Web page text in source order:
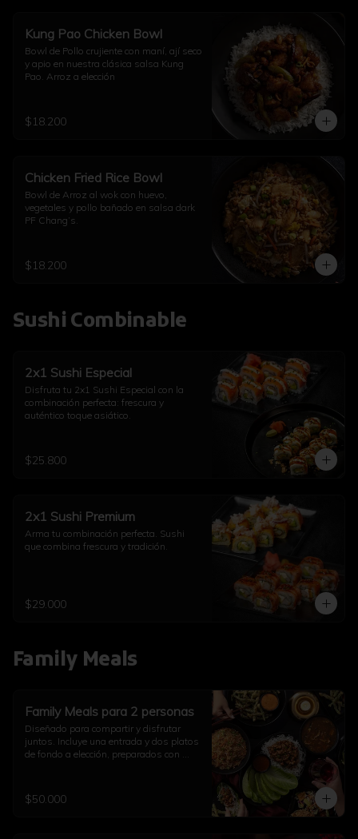
Kung Pao Chicken Bowl
Bowl de Pollo crujiente con maní, ají seco
y apio en nuestra clásica salsa Kung
Pao. Arroz a elección
$18.200
Chicken Fried Rice Bowl
Bowl de Arroz al wok con huevo,
vegetales y pollo bañado en salsa dark
PF Chang’s.
$18.200
Sushi Combinable
2x1 Sushi Especial
Disfruta tu 2x1 Sushi Especial con la
combinación perfecta: frescura y
auténtico toque asiático.
$25.800
2x1 Sushi Premium
Arma tu combinación perfecta. Sushi
que combina frescura y tradición.
$29.000
Family Meals
Family Meals para 2 personas
Diseñado para compartir y disfrutar
juntos. Incluye una entrada y dos platos
de fondo a elección, preparados con
referencial)
$50.000